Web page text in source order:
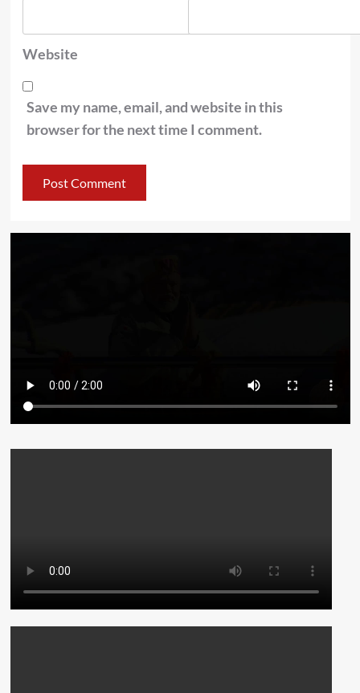
Website
Save my name, email, and website in this
browser for the next time I comment.